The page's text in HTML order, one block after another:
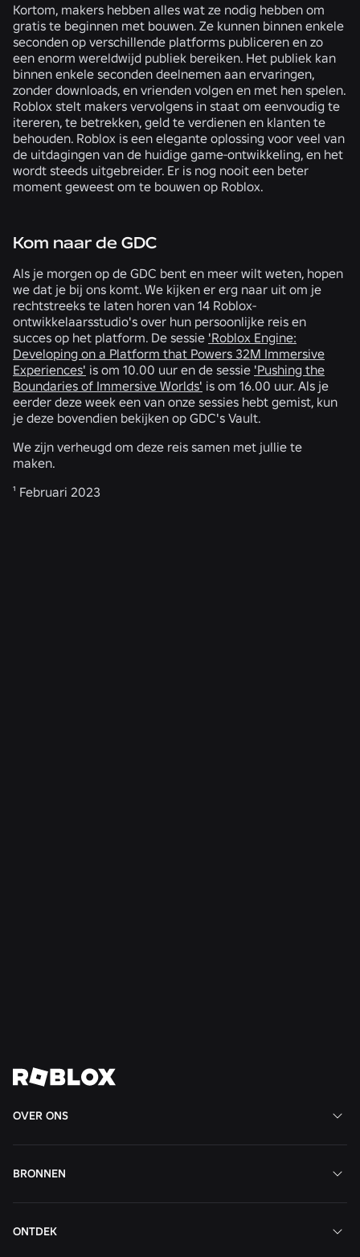
Kortom, makers hebben alles wat ze nodig hebben om
gratis te beginnen met bouwen. Ze kunnen binnen enkele
seconden op verschillende platforms publiceren en zo
een enorm wereldwijd publiek bereiken. Het publiek kan
binnen enkele seconden deelnemen aan ervaringen,
zonder downloads, en vrienden volgen en met hen spelen.
Roblox stelt makers vervolgens in staat om eenvoudig te
itereren, te betrekken, geld te verdienen en klanten te
behouden. Roblox is een elegante oplossing voor veel van
de uitdagingen van de huidige game-ontwikkeling, en het
wordt steeds uitgebreider. Er is nog nooit een beter
moment geweest om te bouwen op Roblox.
Kom naar de GDC
Als je morgen op de GDC bent en meer wilt weten, hopen
we dat je bij ons komt. We kijken er erg naar uit om je
rechtstreeks te laten horen van 14 Roblox-
ontwikkelaarsstudio's over hun persoonlijke reis en
succes op het platform. De sessie 'Roblox Engine:
Developing on a Platform that Powers 32M Immersive
Experiences' is om 10.00 uur en de sessie 'Pushing the
Boundaries of Immersive Worlds' is om 16.00 uur. Als je
eerder deze week een van onze sessies hebt gemist, kun
je deze bovendien bekijken op GDC's Vault.
We zijn verheugd om deze reis samen met jullie te
maken.
¹ Februari 2023
OVER ONS
BRONNEN
ONTDEK